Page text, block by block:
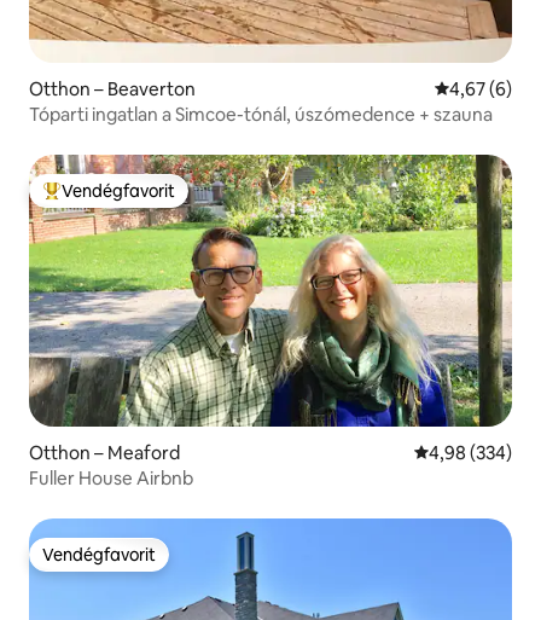
Otthon – Beaverton Átlagos
4,67 (6)
Tóparti ingatlan a Simcoe-tónál, úszómedence + szauna
Kiemelt vendégfavorit
Vendégfavorit
Otthon – Meaford Átlagos
4,98 (334)
Fuller House Airbnb
Vendégfavorit
Vendégfavorit